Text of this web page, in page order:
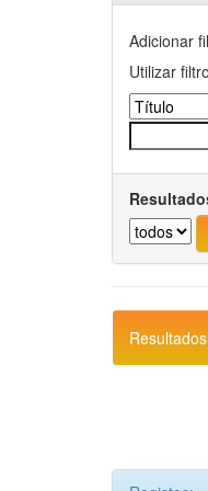
Adicionar
Utilizar